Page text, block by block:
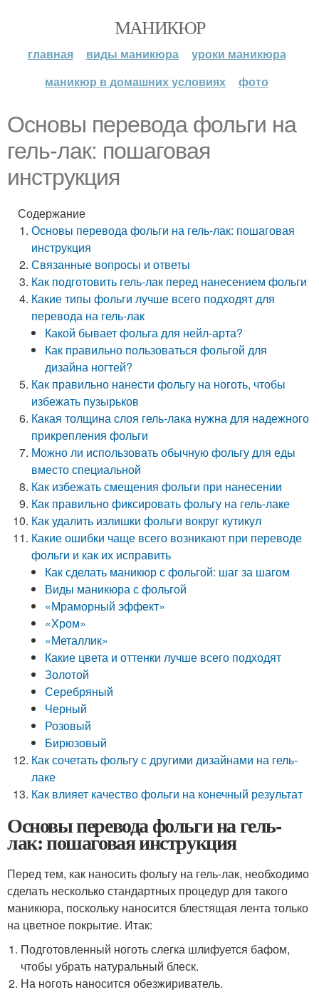
МАНИКЮР
главная виды маникюра
уроки маникюра
маникюр в домашних условиях
фото
Основы перевода фольги на
гель-лак: пошаговая
инструкция
Содержание
Основы перевода фольги на гель-лак: пошаговая
инструкция
Связанные вопросы и ответы
Как подготовить гель-лак перед нанесением фольги
Какие типы фольги лучше всего подходят для
перевода на гель-лак
Какой бывает фольга для нейл-арта?
Как правильно пользоваться фольгой для
дизайна ногтей?
Как правильно нанести фольгу на ноготь, чтобы
избежать пузырьков
Какая толщина слоя гель-лака нужна для надежного
прикрепления фольги
Можно ли использовать обычную фольгу для еды
вместо специальной
Как избежать смещения фольги при нанесении
Как правильно фиксировать фольгу на гель-лаке
Как удалить излишки фольги вокруг кутикул
Какие ошибки чаще всего возникают при переводе
фольги и как их исправить
Как сделать маникюр с фольгой: шаг за шагом
Виды маникюра с фольгой
«Мраморный эффект»
«Хром»
«Металлик»
Какие цвета и оттенки лучше всего подходят
Золотой
Серебряный
Черный
Розовый
Бирюзовый
Как сочетать фольгу с другими дизайнами на гель-
лаке
Как влияет качество фольги на конечный результат
Основы перевода фольги на гель-
лак: пошаговая инструкция
Перед тем, как наносить фольгу на гель-лак, необходимо
сделать несколько стандартных процедур для такого
маникюра, поскольку наносится блестящая лента только
на цветное покрытие. Итак:
Подготовленный ноготь слегка шлифуется бафом,
чтобы убрать натуральный блеск.
На ноготь наносится обезжириватель.